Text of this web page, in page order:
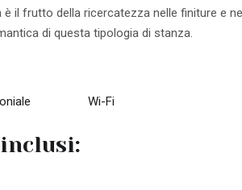
è il frutto della ricercatezza nelle finiture e
di questa tipologia di stanza.
Wi-Fi